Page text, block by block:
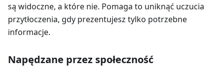
są widoczne, a które nie. Pomaga to uniknąć uczucia
przytłoczenia, gdy prezentujesz tylko potrzebne
informacje.
Napędzane przez społeczność